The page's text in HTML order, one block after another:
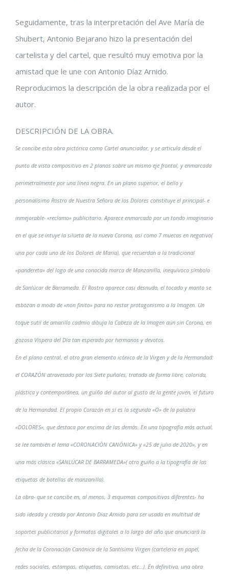
Seguidamente, tras la interpretación del Ave María de
Shubert, Antonio Bejarano hizo la presentación del
cartelista y del cartel, que resultó muy emotiva por la
amistad que le une con Antonio Díaz Arnido.
Reproducimos la descripción de la obra realizada por el
autor.
DESCRIPCIÓN DE LA OBRA.
Se concibe esta obra pictórica como Cartel anunciador, y se articula desde el
punto de vista compositivo en 2 planos sobre un mismo eje frontal, y enmarcada
perimetralmente por una línea negra. En un plano superior, el bello y
personalísimo Rostro de Nuestra Señora de los Dolores constituye el principal- e
inmejorable- «reclamo» publicitario. Aparece enmarcado por un tondo imaginario
en el que se intuye la silueta de la nueva Corona, así como 7 muecas en negativo(
una por cada uno de los Dolores de María), que recuerdan a la tradicional
«pandereta» del logo de una conocida marca de Manzanilla, inequívoco símbolo
de Sanlúcar de Barrameda. El Rostro aparece casi desnudo, el tocado y manto se
esbozan a modo de «non finito» para no restar protagonismo a la Imagen. Un
toque sutil de amarillo cadmio dibuja la Cabeza de la Imagen aún sin Corona, en
gozosa Víspera del Día tan esperado por hermanos y devotos.
En el plano central, el otro gran elemento icónico de la Virgen y de la Hermandad:
el CORAZÓN atravesado por los Siete puñales, tratado de forma libre, colorida,
plástica y contemporánea, un guiño del autor al gusto de la gente joven, el futuro
de la Hermandad. El propio Corazón en sí es la segunda «O» de la palabra
«DOLORES», que destaca por encima de las demás. En una tipografía más actual,
se lee también el lema «CORONACIÓN CANÓNICA» y «25 de julio de 2020», y en
una más clásica «SANLÚCAR DE BARRAMEDA»( otro guiño a la tipografía de las
etiquetas de botellas de manzanilla).
La obra- que se concibe en, al menos, 3 esquemas compositivos diferentes- ha
sido ideada y creada por Antonio Díaz Arnido para ser usada en multitud de
soportes publicitarios y formatos digitales a lo largo del año que anunciará la
fecha de la Coronación Canónica de la Santísima Virgen (cartelería en papel,
redes sociales, estampas, etiquetas, camisetas, etc…). En definitiva, una obra